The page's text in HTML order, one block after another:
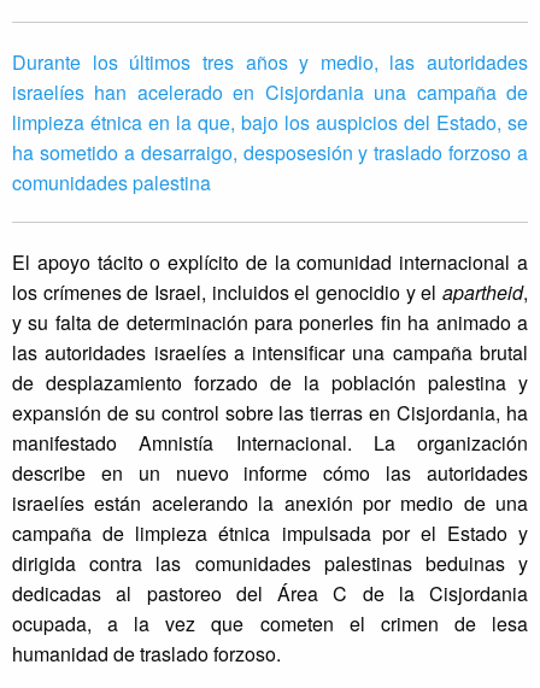
Durante los últimos tres años y medio, las autoridades
israelíes han acelerado en Cisjordania una campaña de
limpieza étnica en la que, bajo los auspicios del Estado, se
ha sometido a desarraigo, desposesión y traslado forzoso a
comunidades palestina
El apoyo tácito o explícito de la comunidad internacional a
los crímenes de Israel, incluidos el genocidio y el apartheid,
y su falta de determinación para ponerles fin ha animado a
las autoridades israelíes a intensificar una campaña brutal
de desplazamiento forzado de la población palestina y
expansión de su control sobre las tierras en Cisjordania, ha
manifestado Amnistía Internacional. La organización
describe en un nuevo informe cómo las autoridades
israelíes están acelerando la anexión por medio de una
campaña de limpieza étnica impulsada por el Estado y
dirigida contra las comunidades palestinas beduinas y
dedicadas al pastoreo del Área C de la Cisjordania
ocupada, a la vez que cometen el crimen de lesa
humanidad de traslado forzoso.